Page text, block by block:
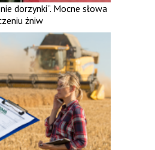
dorzynki”. Mocne słowa
żniw